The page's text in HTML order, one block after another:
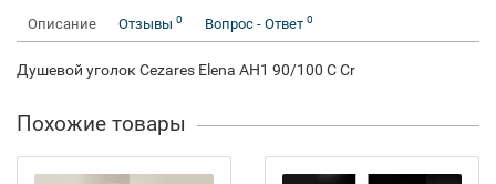
Описание Отзывы 0 Вопрос - Ответ 0
Душевой уголок Cezares Elena AH1 90/100 C Cr
Похожие товары